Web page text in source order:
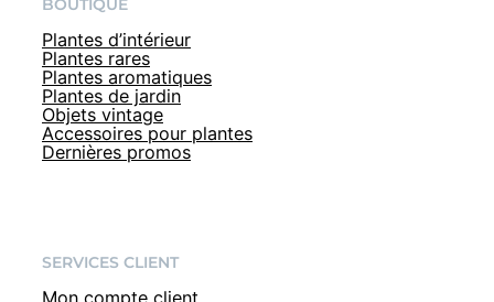
BOUTIQUE
Plantes d’intérieur
Plantes rares
Plantes aromatiques
Plantes de jardin
Objets vintage
Accessoires pour plantes
Dernières promos
SERVICES CLIENT